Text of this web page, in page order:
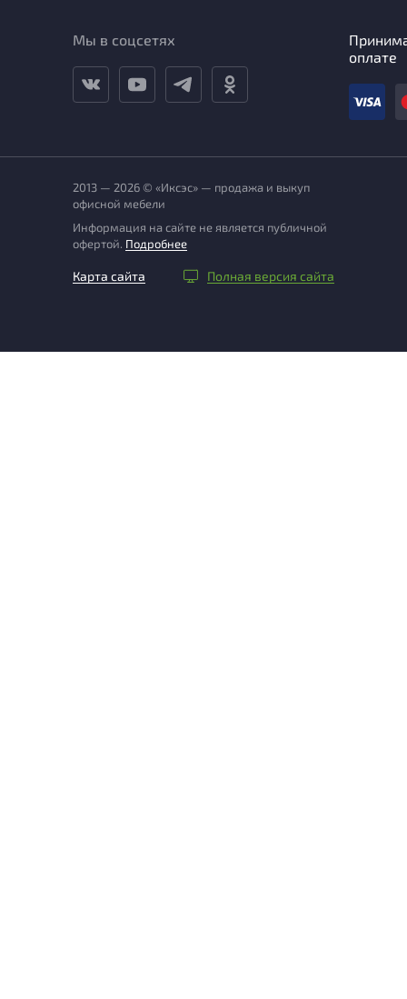
Мы в соцсетях
оплате
2013 — 2026 © «Иксэс» — продажа и выкуп
офисной мебели
Информация на сайте не является публичной
офертой. Подробнее
Карта сайта Полная версия сайта